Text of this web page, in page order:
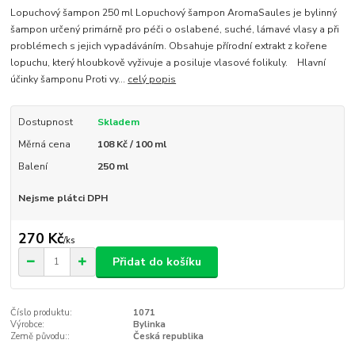
Lopuchový šampon 250 ml Lopuchový šampon AromaSaules je bylinný
šampon určený primárně pro péči o oslabené, suché, lámavé vlasy a při
problémech s jejich vypadáváním. Obsahuje přírodní extrakt z kořene
lopuchu, který hloubkově vyživuje a posiluje vlasové folikuly. Hlavní
účinky šamponu Proti vy... celý popis
Dostupnost
Skladem
Měrná cena
108 Kč / 100 ml
Balení
250 ml
Nejsme plátci DPH
270 Kč/ks
Přidat do košíku
Číslo produktu:
1071
Výrobce:
Bylinka
Země původu::
Česká republika